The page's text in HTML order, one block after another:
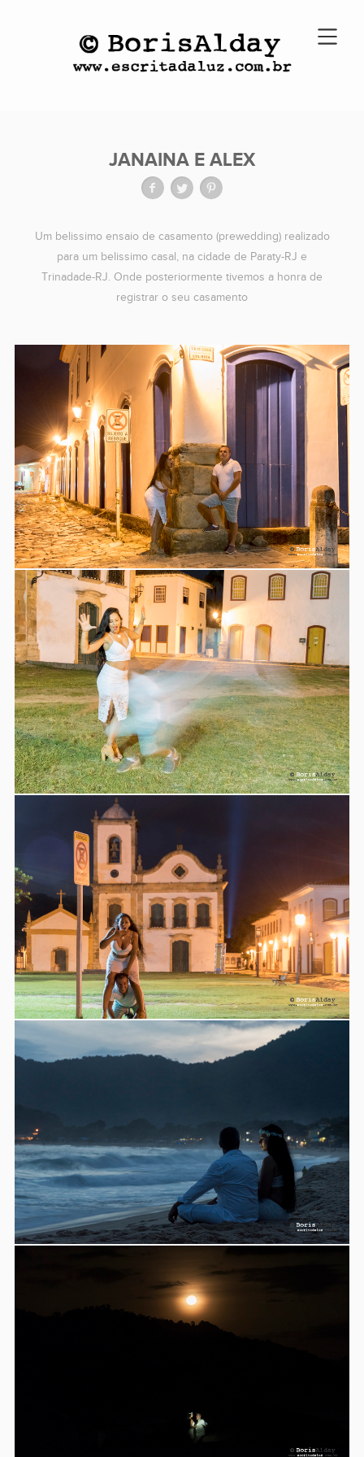
JANAINA E ALEX
Um belissimo ensaio de casamento (prewedding) realizado
para um belissimo casal, na cidade de Paraty-RJ e
Trinadade-RJ. Onde posteriormente tivemos a honra de
registrar o seu casamento